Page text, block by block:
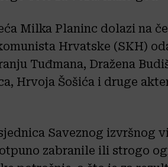
Milka Planinc dolazi na
Hrvatske (SKH)
Tuđmana, Dražena
Hrvoja Šošića i druge
Saveznog izvršnog
zabranile ili strogo